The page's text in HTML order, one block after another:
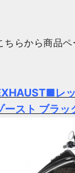
らから商品ペ
レ
ースト ブラッ